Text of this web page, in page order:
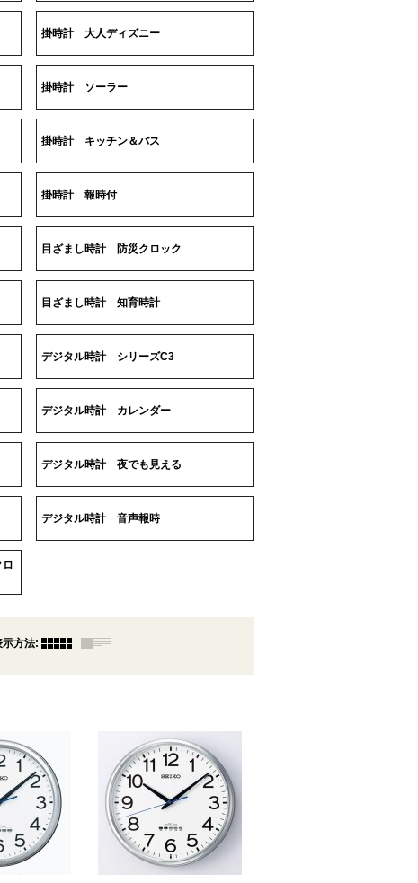
掛時計 大人ディズニー
掛時計 ソーラー
掛時計 キッチン＆バス
掛時計 報時付
目ざまし時計 防災クロック
目ざまし時計 知育時計
デジタル時計 シリーズC3
デジタル時計 カレンダー
デジタル時計 夜でも見える
デジタル時計 音声報時
示方法: